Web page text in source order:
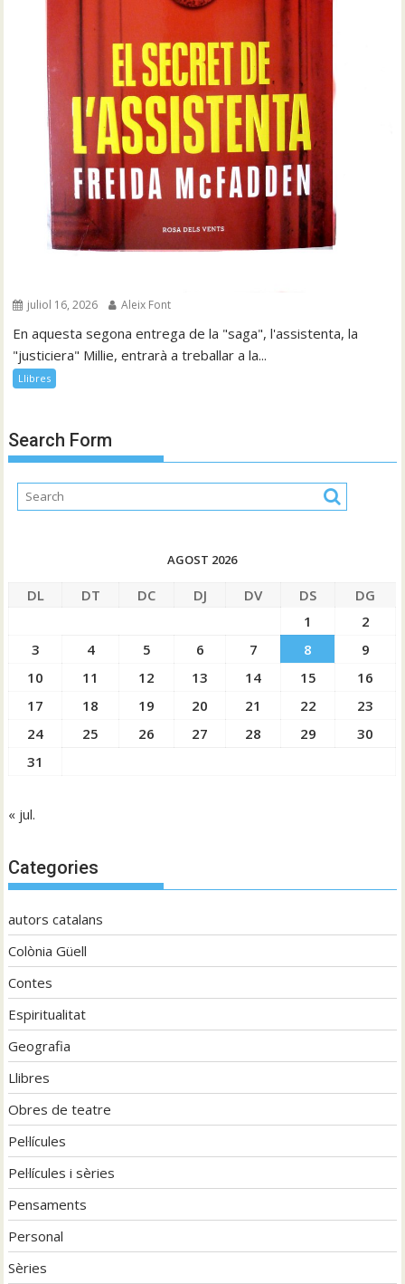
juliol 16, 2026 Aleix Font
En aquesta segona entrega de la "saga", l'assistenta, la
"justiciera" Millie, entrarà a treballar a la...
Llibres
Search Form
AGOST 2026
DL DT DC DJ DV DS
DG
1
2
3
4 5 6 7 8
9
10
11 12 13 14 15
16
17
18 19 20 21 22
23
24
25 26 27 28 29
30
31
« jul.
Categories
autors catalans
Colònia Güell
Contes
Espiritualitat
Geografia
Llibres
Obres de teatre
Pel·lícules
Pel·lícules i sèries
Pensaments
Personal
Sèries